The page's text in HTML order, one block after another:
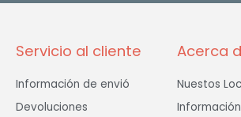
- m
Servicio al cliente
Información de envió
Devoluciones
Acerca
Nuestos